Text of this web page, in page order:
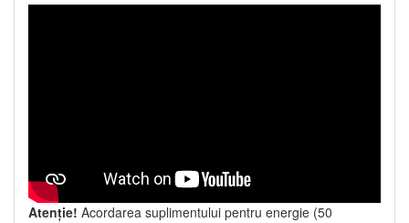
Atenție! Acordarea suplimentului pentru energie (50